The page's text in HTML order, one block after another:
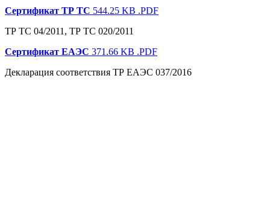
Сертификат ТР ТС 544.25 KB .PDF
ТР ТС 04/2011, ТР ТС 020/2011
Сертификат ЕАЭС 371.66 KB .PDF
Декларация соответствия ТР ЕАЭС 037/2016